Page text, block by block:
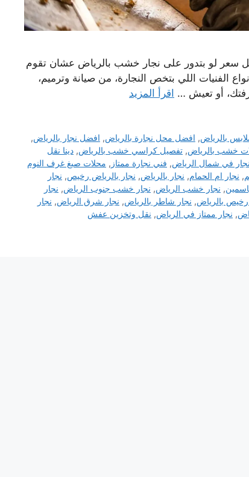
سعر لو بتدور على نجار خشب بالرياض عشان تقوم
اللي بتخص النجارة، من صيانة وترميم،
أو تعيش … اقرأ المزيد
بالرياض, افضل محل نجارة بالرياض, افضل نجار بالرياض,
خشب بالرياض, تفصيل كراسي خشب بالرياض, دينا نقل
في شمال الرياض, فني نجارة ممتاز , محلات صبغ غرف النوم
, نجار ام الحمام, نجار بالرياض, نجار بالرياض رخيص, نجار
, نجار خشب الرياض, نجار خشب جنوب الرياض, نجار
رخيص بالرياض, نجار شاطر بالرياض, نجار شرق الرياض, نجار
, نجار ممتاز في الرياض, نقل وتخزين عفش